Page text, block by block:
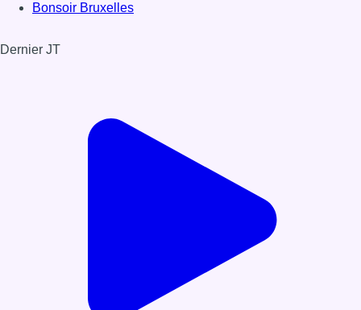
Bonsoir Bruxelles
Dernier JT